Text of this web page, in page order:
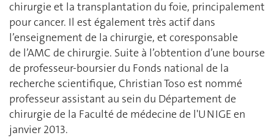
chirurgie et la transplantation du foie, principalement
pour cancer. Il est également très actif dans
l’enseignement de la chirurgie, et coresponsable
de l’AMC de chirurgie. Suite à l’obtention d’une bourse
de professeur-boursier du Fonds national de la
recherche scientifique, Christian Toso est nommé
professeur assistant au sein du Département de
chirurgie de la Faculté de médecine de l'UNIGE en
janvier 2013.